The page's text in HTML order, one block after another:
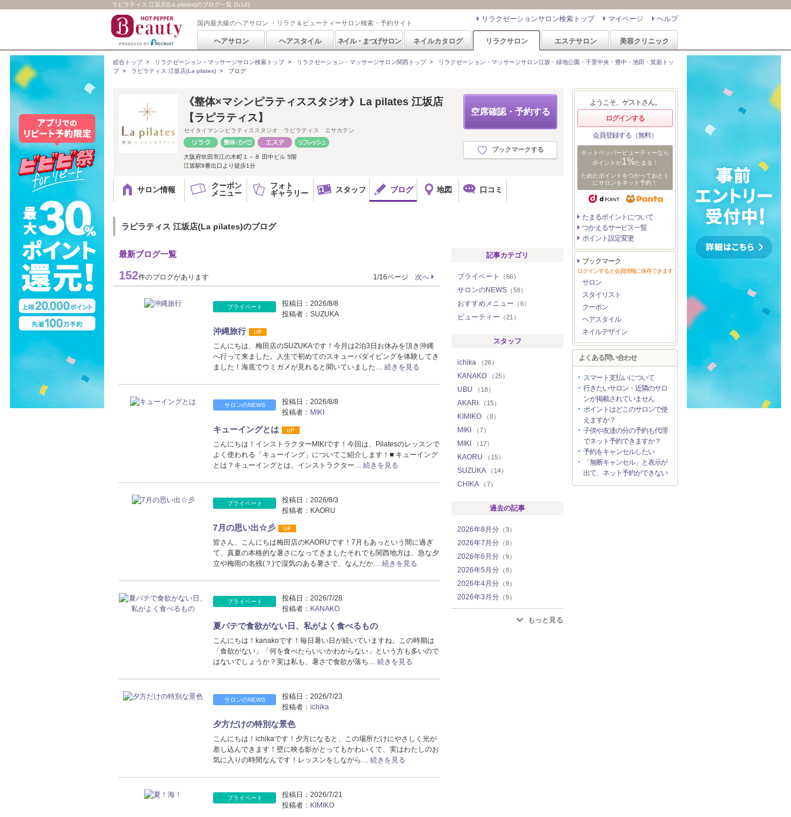
ラピラティス 江坂店(La pilates)のブログ一覧 (1/16)
国内最大級のヘアサロン ・リラク＆ビューティーサロン検索・予約サイト ヘルプ
マイページ
リラクゼーションサロン検索トップ
ヘアサロン ヘアスタイル ネイル・まつげサロン ネイルカタログ リラクサロン エステサロン 美容クリニック
総合トップ> リラクゼーション・マッサージサロン検索トップ> リラクゼーション・マッサージサロン関西トップ>
リラクゼーション・マッサージサロン江坂・緑地公園・千里中央・豊中・池田・箕面トッ
プ> ラピラティス 江坂店(La pilates) > ブログ
空席確認・予約する
ブックマークする
《整体×マシンピラティススタジオ》La pilates 江坂店
【ラピラティス】
セイタイマシンピラティススタジオ ラピラティス エサカテン
大阪府吹田市江の木町１－８ 田中ビル 5階
江坂駅8番出口より徒歩1分
サロン情報
クーポン
メニュー
フォト
ギャラリー
スタッフ ブログ 地図 口コミ
ラピラティス 江坂店(La pilates)のブログ
最新ブログ一覧
152件のブログがあります 1/16ページ 次へ
プライベート 投稿日： 2026/8/8
投稿者： SUZUKA
沖縄旅行
こんにちは、梅田店のSUZUKAです！今月は2泊3日お休みを頂き沖縄
へ行って来ました。人生で初めてのスキューバダイビングを体験してき
ました！海底でウミガメが見れると聞いていました… 続きを見る
サロンのNEWS 投稿日： 2026/8/8
投稿者： MIKI
キューイングとは
こんにちは！インストラクターMIKIです！今回は、Pilatesのレッスンで
よく使われる「キューイング」についてご紹介します！■ キューイング
とは？キューイングとは、インストラクター… 続きを見る
プライベート 投稿日： 2026/8/3
投稿者： KAORU
7月の思い出☆彡
皆さん、こんにちは梅田店のKAORUです！7月もあっという間に過ぎ
て、真夏の本格的な暑さになってきましたそれでも関西地方は、急な夕
立や梅雨の名残(？)で湿気のある暑さで、なんだか… 続きを見る
プライベート 投稿日： 2026/7/28
投稿者： KANAKO
夏バテで食欲がない日、私がよく食べるもの
こんにちは！kanakoです！毎日暑い日が続いていますね。この時期は
「食欲がない」「何を食べたらいいかわからない」という方も多いので
はないでしょうか？実は私も、暑さで食欲が落ち… 続きを見る
サロンのNEWS 投稿日： 2026/7/23
投稿者： ichika
夕方だけの特別な景色
こんにちは！ichikaです！夕方になると、この場所だけにやさしく光が
差し込んできます！壁に映る影がとってもかわいくて、実はわたしのお
気に入りの時間なんです！レッスンをしながら… 続きを見る
プライベート 投稿日： 2026/7/21
投稿者： KIMIKO
記事カテゴリ
プライベート （66）
サロンのNEWS （59）
おすすめメニュー （6）
ビューティー （21）
スタッフ
ichika （26）
KANAKO （25）
UBU （18）
AKARI （15）
KIMIKO （8）
MIKI （7）
MIKI （17）
KAORU （15）
SUZUKA （14）
CHIKA （7）
過去の記事
2026年8月分 （3）
2026年7月分 （8）
2026年6月分 （9）
2026年5月分 （8）
2026年4月分 （9）
2026年3月分 （9）
2026年2月分（7）
もっと見る
ようこそ、ゲストさん。
ログインする
会員登録する（無料）
ホットペッパービューティーなら
ポイントが1%たまる！
ためたポイントをつかっておとく
にサロンをネット予約！
たまるポイントについて
つかえるサービス一覧
ポイント設定変更
ブックマーク
ログインすると会員情報に保存できます
サロン
スタイリスト
クーポン
ヘアスタイル
ネイルデザイン
よくある問い合わせ
スマート支払いについて
行きたいサロン・近隣のサロ
ンが掲載されていません
ポイントはどこのサロンで使
えますか？
子供や友達の分の予約も代理
でネット予約できますか？
予約をキャンセルしたい
「無断キャンセル」と表示が
出て、ネット予約ができない